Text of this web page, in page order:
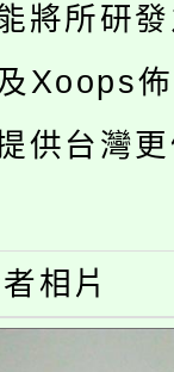
動會8/
舉行。
享有免
收入戶
可洽有
科技中
科技中
入校路
業人
將所研
Xoops
供台灣
相片